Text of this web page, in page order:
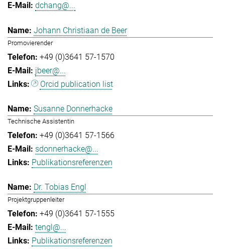
dchang@...
Johann Christiaan de Beer
Promovierender
+49 (0)3641 57-1570
jbeer@...
Orcid publication list
Susanne Donnerhacke
Technische Assistentin
+49 (0)3641 57-1566
sdonnerhacke@...
Publikationsreferenzen
Dr. Tobias Engl
Projektgruppenleiter
+49 (0)3641 57-1555
tengl@...
Publikationsreferenzen